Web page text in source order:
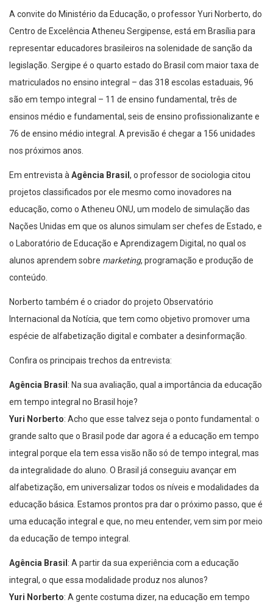
A convite do Ministério da Educação, o professor Yuri Norberto, do
Centro de Excelência Atheneu Sergipense, está em Brasília para
representar educadores brasileiros na solenidade de sanção da
legislação. Sergipe é o quarto estado do Brasil com maior taxa de
matriculados no ensino integral – das 318 escolas estaduais, 96
são em tempo integral – 11 de ensino fundamental, três de
ensinos médio e fundamental, seis de ensino profissionalizante e
76 de ensino médio integral. A previsão é chegar a 156 unidades
nos próximos anos.
Em entrevista à Agência Brasil , o professor de sociologia citou
projetos classificados por ele mesmo como inovadores na
educação, como o Atheneu ONU, um modelo de simulação das
Nações Unidas em que os alunos simulam ser chefes de Estado, e
o Laboratório de Educação e Aprendizagem Digital, no qual os
alunos aprendem sobre marketing, programação e produção de
conteúdo.
Norberto também é o criador do projeto Observatório
Internacional da Notícia, que tem como objetivo promover uma
espécie de alfabetização digital e combater a desinformação.
Confira os principais trechos da entrevista:
Agência Brasil : Na sua avaliação, qual a importância da educação
em tempo integral no Brasil hoje?
Yuri Norberto: Acho que esse talvez seja o ponto fundamental: o
grande salto que o Brasil pode dar agora é a educação em tempo
integral porque ela tem essa visão não só de tempo integral, mas
da integralidade do aluno. O Brasil já conseguiu avançar em
alfabetização, em universalizar todos os níveis e modalidades da
educação básica. Estamos prontos pra dar o próximo passo, que é
uma educação integral e que, no meu entender, vem sim por meio
da educação de tempo integral.
Agência Brasil : A partir da sua experiência com a educação
integral, o que essa modalidade produz nos alunos?
Yuri Norberto: A gente costuma dizer, na educação em tempo